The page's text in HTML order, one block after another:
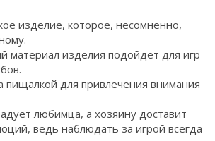
изделие, которое, несомненно,
материал изделия подойдет для игр
пищалкой для привлечения внимания
любимца, а хозяину доставит
ведь наблюдать за игрой всегда